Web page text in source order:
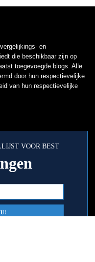
en
die beschikbaar zijn op
toegevoegde blogs. Alle
door hun respectievelijke
van hun respectievelijke
VOOR BEST